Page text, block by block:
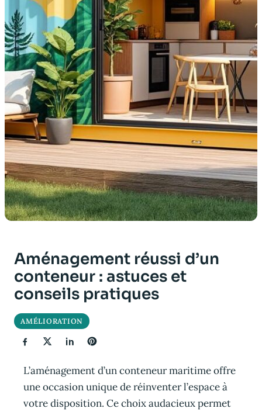
Aménagement réussi d’un
conteneur : astuces et
conseils pratiques
AMÉLIORATION
L’aménagement d’un conteneur maritime offre
une occasion unique de réinventer l’espace à
votre disposition. Ce choix audacieux permet